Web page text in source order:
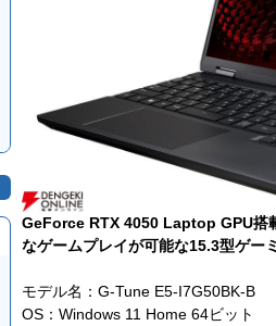
GeForce RTX 4050 Laptop GPU搭
なゲームプレイが可能な15.3型ゲー
モデル名：G-Tune E5-I7G50BK-B
OS：Windows 11 Home 64ビット